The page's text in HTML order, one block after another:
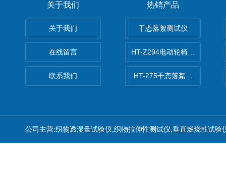
关于我们
关于我们
在线留言
联系我们
热销产品
干态落絮测试仪
HT-Z294电动轮椅车耗电量测
HT-275干态落絮测试仪
公司主营:织物透湿量试验仪,织物拉伸性测试仪,垂直燃烧性试验